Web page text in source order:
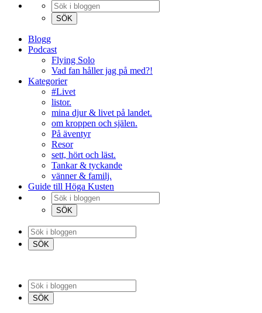
Blogg
Podcast
Flying Solo
Vad fan håller jag på med?!
Kategorier
#Livet
listor.
mina djur & livet på landet.
om kroppen och själen.
På äventyr
Resor
sett, hört och läst.
Tankar & tyckande
vänner & familj.
Guide till Höga Kusten